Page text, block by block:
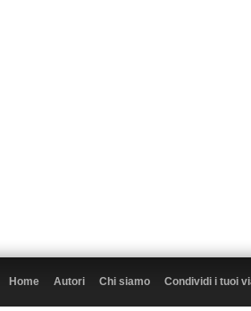
Home Autori Chi siamo Condividi i tuoi